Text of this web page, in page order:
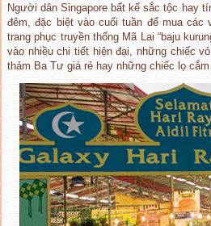
Người dân Singapore bất kể sắc tộc hay
đêm, đặc biệt vào cuối tuần để mua các
trang phục truyền thống Mã Lai “baju
vào nhiều chi tiết hiện đại, những chiếc
thảm Ba Tư giá rẻ hay những chiếc lọ cắm